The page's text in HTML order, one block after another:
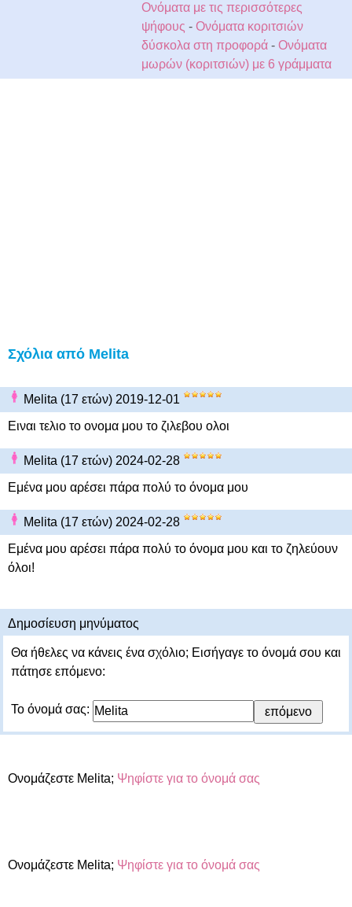
Ονόματα με τις περισσότερες
ψήφους - Ονόματα κοριτσιών
δύσκολα στη προφορά - Ονόματα
μωρών (κοριτσιών) με 6 γράμματα
Σχόλια από Melita
Melita (17 ετών) 2019-12-01
Ειναι τελιο το ονομα μου το ζιλεβου ολοι
Melita (17 ετών) 2024-02-28
Εμένα μου αρέσει πάρα πολύ το όνομα μου
Melita (17 ετών) 2024-02-28
Εμένα μου αρέσει πάρα πολύ το όνομα μου και το ζηλεύουν
όλοι!
Δημοσίευση μηνύματος
Θα ήθελες να κάνεις ένα σχόλιο; Εισήγαγε το όνομά σου και
πάτησε επόμενο:
Το όνομά σας:
Ονομάζεστε Melita; Ψηφίστε για το όνομά σας
Ονομάζεστε Melita; Ψηφίστε για το όνομά σας